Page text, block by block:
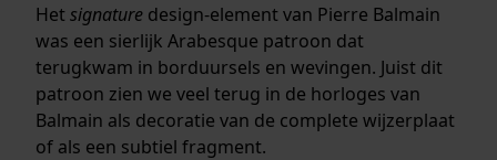
Het signature design-element van Pierre Balmain
was een sierlijk Arabesque patroon dat
terugkwam in borduursels en wevingen. Juist dit
patroon zien we veel terug in de horloges van
Balmain als decoratie van de complete wijzerplaat
of als een subtiel fragment.